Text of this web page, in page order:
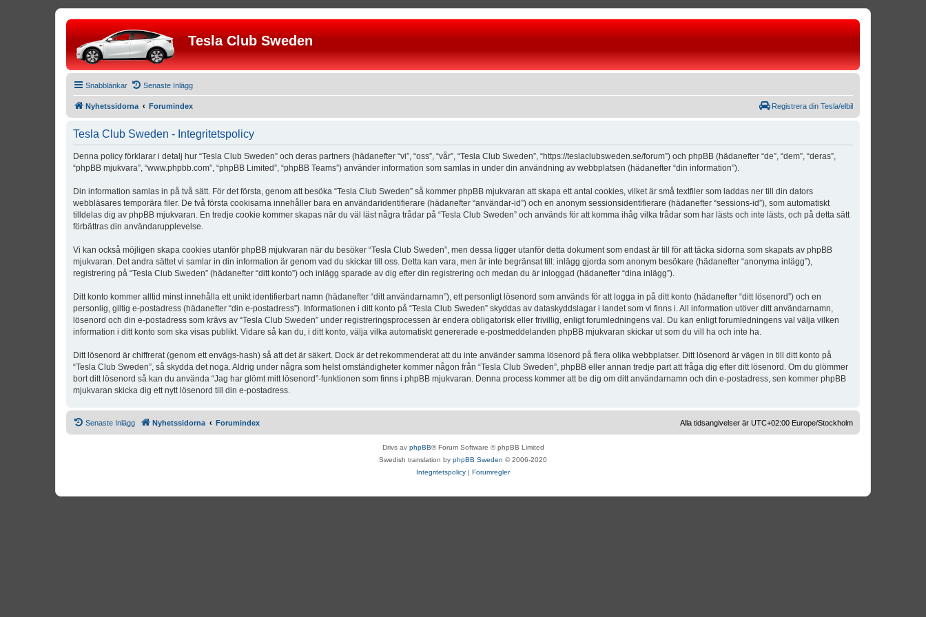
Tesla Club Sweden
Snabblänkar Senaste Inlägg
Nyhetssidorna Forumindex Registrera din Tesla/elbil
Tesla Club Sweden - Integritetspolicy
Denna policy förklarar i detalj hur “Tesla Club Sweden” och deras partners (hädanefter “vi”, “oss”, “vår”, “Tesla Club Sweden”, “https://teslaclubsweden.se/forum”) och phpBB (hädanefter “de”, “dem”, “deras”,
“phpBB mjukvara”, “www.phpbb.com”, “phpBB Limited”, “phpBB Teams”) använder information som samlas in under din användning av webbplatsen (hädanefter “din information”).
Din information samlas in på två sätt. För det första, genom att besöka “Tesla Club Sweden” så kommer phpBB mjukvaran att skapa ett antal cookies, vilket är små textfiler som laddas ner till din dators
webbläsares temporära filer. De två första cookisarna innehåller bara en användaridentifierare (hädanefter “användar-id”) och en anonym sessionsidentifierare (hädanefter “sessions-id”), som automatiskt
tilldelas dig av phpBB mjukvaran. En tredje cookie kommer skapas när du väl läst några trådar på “Tesla Club Sweden” och används för att komma ihåg vilka trådar som har lästs och inte lästs, och på detta sätt
förbättras din användarupplevelse.
Vi kan också möjligen skapa cookies utanför phpBB mjukvaran när du besöker “Tesla Club Sweden”, men dessa ligger utanför detta dokument som endast är till för att täcka sidorna som skapats av phpBB
mjukvaran. Det andra sättet vi samlar in din information är genom vad du skickar till oss. Detta kan vara, men är inte begränsat till: inlägg gjorda som anonym besökare (hädanefter “anonyma inlägg”),
registrering på “Tesla Club Sweden” (hädanefter “ditt konto”) och inlägg sparade av dig efter din registrering och medan du är inloggad (hädanefter “dina inlägg”).
Ditt konto kommer alltid minst innehålla ett unikt identifierbart namn (hädanefter “ditt användarnamn”), ett personligt lösenord som används för att logga in på ditt konto (hädanefter “ditt lösenord”) och en
personlig, giltig e-postadress (hädanefter “din e-postadress”). Informationen i ditt konto på “Tesla Club Sweden” skyddas av dataskyddslagar i landet som vi finns i. All information utöver ditt användarnamn,
lösenord och din e-postadress som krävs av “Tesla Club Sweden” under registreringsprocessen är endera obligatorisk eller frivillig, enligt forumledningens val. Du kan enligt forumledningens val välja vilken
information i ditt konto som ska visas publikt. Vidare så kan du, i ditt konto, välja vilka automatiskt genererade e-postmeddelanden phpBB mjukvaran skickar ut som du vill ha och inte ha.
Ditt lösenord är chiffrerat (genom ett envägs-hash) så att det är säkert. Dock är det rekommenderat att du inte använder samma lösenord på flera olika webbplatser. Ditt lösenord är vägen in till ditt konto på
“Tesla Club Sweden”, så skydda det noga. Aldrig under några som helst omständigheter kommer någon från “Tesla Club Sweden”, phpBB eller annan tredje part att fråga dig efter ditt lösenord. Om du glömmer
bort ditt lösenord så kan du använda “Jag har glömt mitt lösenord”-funktionen som finns i phpBB mjukvaran. Denna process kommer att be dig om ditt användarnamn och din e-postadress, sen kommer phpBB
mjukvaran skicka dig ett nytt lösenord till din e-postadress.
Senaste Inlägg Nyhetssidorna Forumindex Alla tidsangivelser är UTC+02:00 Europe/Stockholm
Drivs av phpBB® Forum Software © phpBB Limited
Swedish translation by phpBB Sweden © 2006-2020
Integritetspolicy | Forumregler